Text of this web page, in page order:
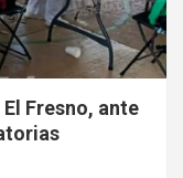
Fresno, ante